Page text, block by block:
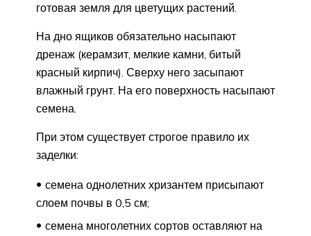
готовая земля для цветущих растений.
На дно ящиков обязательно насыпают
дренаж (керамзит, мелкие камни, битый
красный кирпич). Сверху него засыпают
влажный грунт. На его поверхность насыпают
семена.
При этом существует строгое правило их
заделки:
семена однолетних хризантем присыпают
слоем почвы в 0,5 см;
семена многолетних сортов оставляют на